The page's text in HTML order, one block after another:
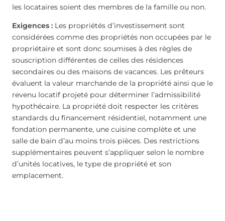
les locataires soient des membres de la famille ou non.
Exigences : Les propriétés d’investissement sont
considérées comme des propriétés non occupées par le
propriétaire et sont donc soumises à des règles de
souscription différentes de celles des résidences
secondaires ou des maisons de vacances. Les prêteurs
évaluent la valeur marchande de la propriété ainsi que le
revenu locatif projeté pour déterminer l’admissibilité
hypothécaire. La propriété doit respecter les critères
standards du financement résidentiel, notamment une
fondation permanente, une cuisine complète et une
salle de bain d’au moins trois pièces. Des restrictions
supplémentaires peuvent s’appliquer selon le nombre
d’unités locatives, le type de propriété et son
emplacement.